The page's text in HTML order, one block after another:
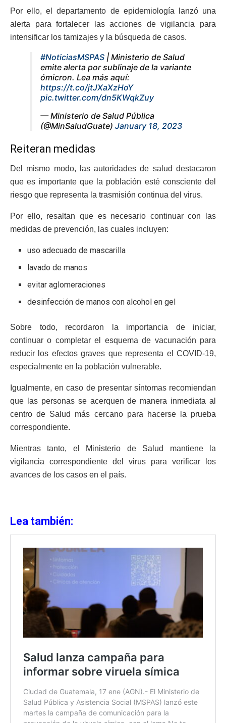
Por ello, el departamento de epidemiología lanzó una
alerta para fortalecer las acciones de vigilancia para
intensificar los tamizajes y la búsqueda de casos.
#NoticiasMSPAS | Ministerio de Salud
emite alerta por sublinaje de la variante
ómicron. Lea más aquí:
https://t.co/jtJXaXzHoY
pic.twitter.com/dn5KWqkZuy
— Ministerio de Salud Pública
(@MinSaludGuate) January 18, 2023
Reiteran medidas
Del mismo modo, las autoridades de salud destacaron
que es importante que la población esté consciente del
riesgo que representa la trasmisión continua del virus.
Por ello, resaltan que es necesario continuar con las
medidas de prevención, las cuales incluyen:
uso adecuado de mascarilla
lavado de manos
evitar aglomeraciones
desinfección de manos con alcohol en gel
Sobre todo, recordaron la importancia de iniciar,
continuar o completar el esquema de vacunación para
reducir los efectos graves que representa el COVID-19,
especialmente en la población vulnerable.
Igualmente, en caso de presentar síntomas recomiendan
que las personas se acerquen de manera inmediata al
centro de Salud más cercano para hacerse la prueba
correspondiente.
Mientras tanto, el Ministerio de Salud mantiene la
vigilancia correspondiente del virus para verificar los
avances de los casos en el país.
Lea también: